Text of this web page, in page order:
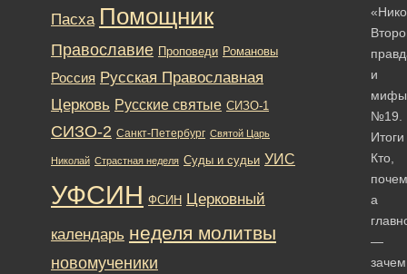
и
№19.
Итоги
Кто,
а
—
зачем
Пасха Помощник
Православие Проповеди Романовы
Россия Русская Православная
Церковь Русские святые СИЗО-1
СИЗО-2 Санкт-Петербург Святой Царь
Николай Страстная неделя Суды и судьи УИС
УФСИН ФСИН Церковный
календарь неделя молитвы
новомученики